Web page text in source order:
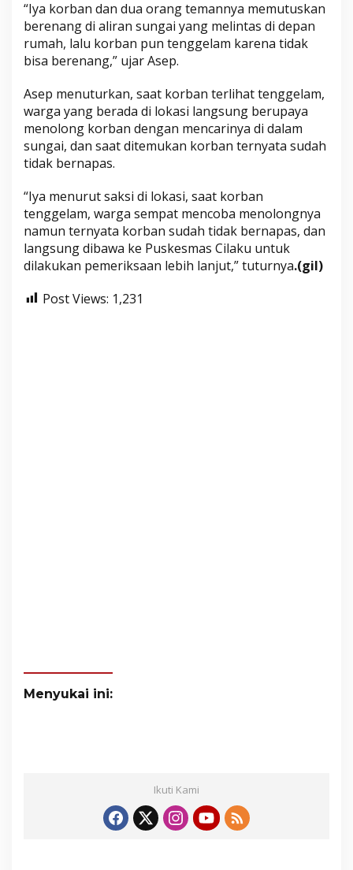
“Iya korban dan dua orang temannya memutuskan
berenang di aliran sungai yang melintas di depan
rumah, lalu korban pun tenggelam karena tidak
bisa berenang,” ujar Asep.
Asep menuturkan, saat korban terlihat tenggelam,
warga yang berada di lokasi langsung berupaya
menolong korban dengan mencarinya di dalam
sungai, dan saat ditemukan korban ternyata sudah
tidak bernapas.
“Iya menurut saksi di lokasi, saat korban
tenggelam, warga sempat mencoba menolongnya
namun ternyata korban sudah tidak bernapas, dan
langsung dibawa ke Puskesmas Cilaku untuk
dilakukan pemeriksaan lebih lanjut,” tuturnya.(gil)
Post Views: 1,231
Menyukai ini:
Ikuti Kami